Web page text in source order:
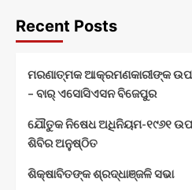
Recent Posts
ମରଣାତ୍ମକ ଆକ୍ରମଣକାରୀଙ୍କ
– ବାର୍ ଏସୋସିଏସନ ବିଜେପୁର
ଯୌତୁକ ନିଷେଧ ଅଧିନିୟମ-୧୯୬୧
ଶିବିର ଅନୁଷ୍ଠିତ
ଶିକ୍ଷାବିତଙ୍କ ଶ୍ରଦ୍ଧାଞ୍ଜଳି ସଭା